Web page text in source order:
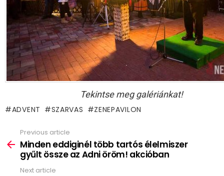
Tekintse meg galériánkat!
ADVENT SZARVAS ZENEPAVILON
more
Previous article
Minden eddiginél több tartós élelmiszer
gyűlt össze az Adni öröm! akcióban
Next article